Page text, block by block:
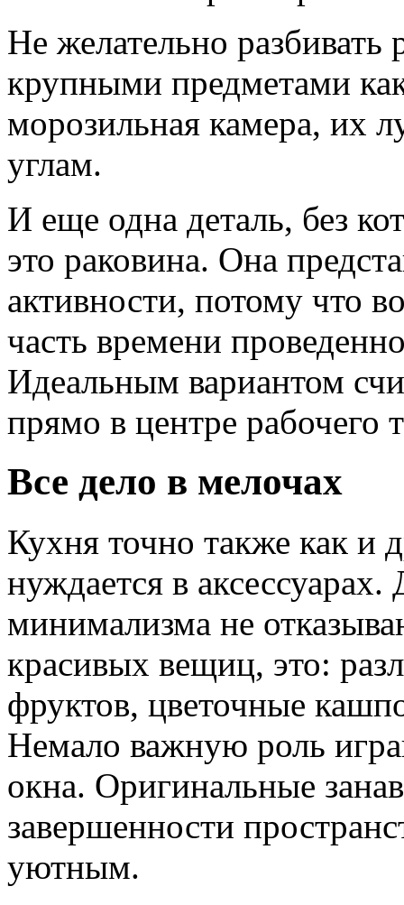
Не желательно
крупными предметами
морозильная камера, их
углам.
И еще одна деталь, без
это раковина. Она
активности, потому что
часть времени
Идеальным вариантом
прямо в центре рабочего
Все дело в мелочах
Кухня точно также как и
нуждается в
минимализма не
красивых вещиц, это:
фруктов, цветочные
Немало важную роль
окна. Оригинальные
завершенности
уютным.